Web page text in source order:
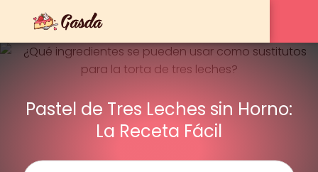
Pastel de Tres Leches sin Horno:
La Receta Fácil